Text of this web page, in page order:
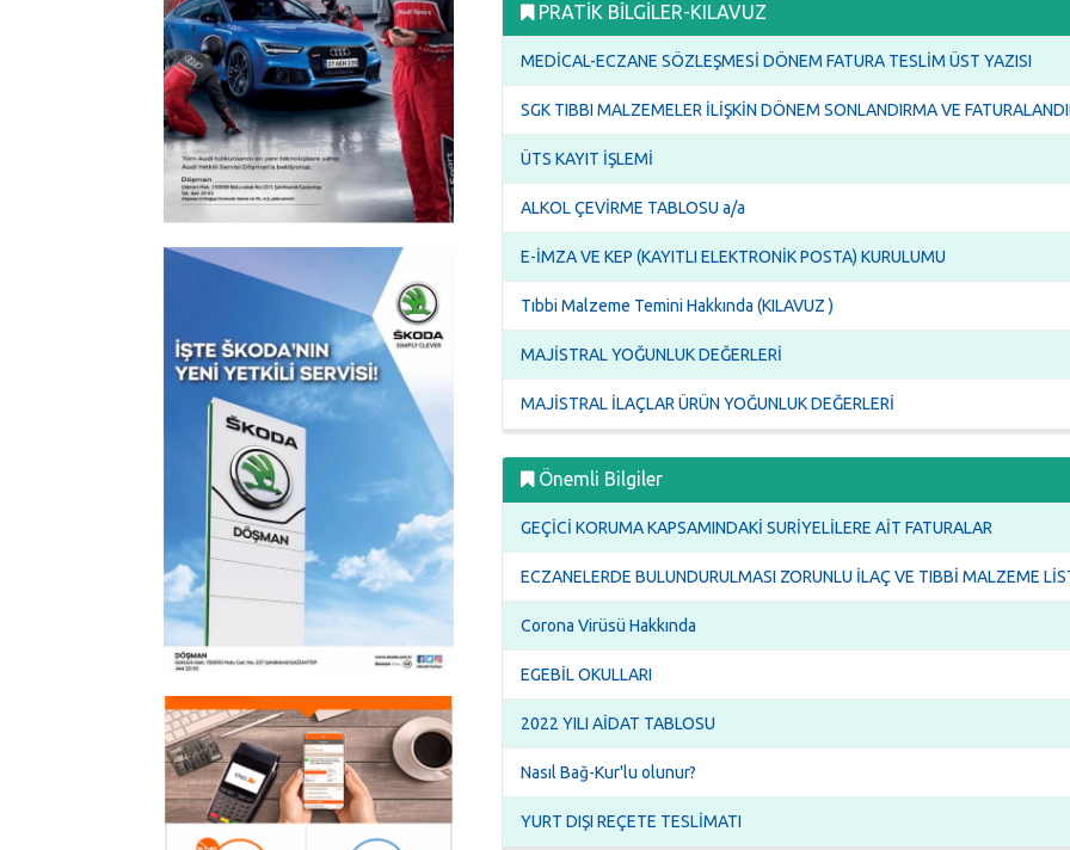
PRATİK BİLGİLER-KILAVUZ
MEDİCAL-ECZANE SÖZLEŞMESİ DÖNEM FATURA TESLİM ÜST YAZISI
SGK TIBBI MALZEMELER İLİŞKİN DÖNEM SONLANDIRMA VE
ÜTS KAYIT İŞLEMİ
ALKOL ÇEVİRME TABLOSU a/a
E-İMZA VE KEP (KAYITLI ELEKTRONİK POSTA) KURULUMU
Tıbbi Malzeme Temini Hakkında (KILAVUZ )
MAJİSTRAL YOĞUNLUK DEĞERLERİ
MAJİSTRAL İLAÇLAR ÜRÜN YOĞUNLUK DEĞERLERİ
Önemli Bilgiler
GEÇİCİ KORUMA KAPSAMINDAKİ SURİYELİLERE AİT FATURALAR
ECZANELERDE BULUNDURULMASI ZORUNLU İLAÇ VE TIBBİ MALZEME
Corona Virüsü Hakkında
EGEBİL OKULLARI
2022 YILI AİDAT TABLOSU
Nasıl Bağ-Kur'lu olunur?
YURT DIŞI REÇETE TESLİMATI